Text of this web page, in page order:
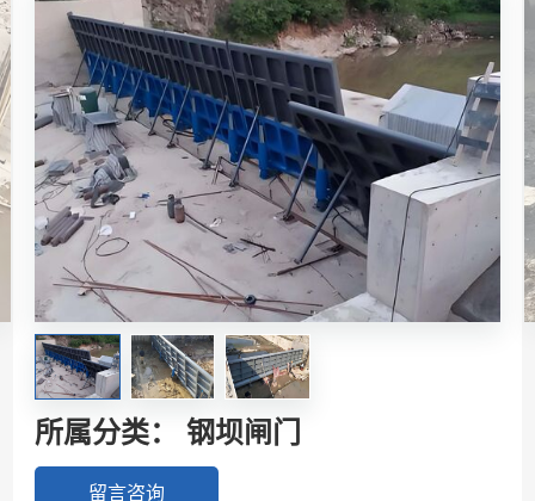
所属分类：钢坝闸门
留言咨询